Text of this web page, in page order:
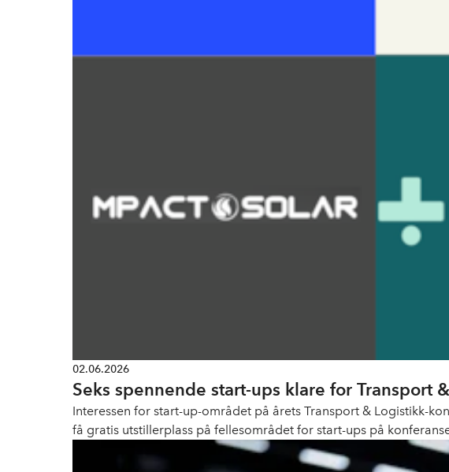
02.06.2026
Seks spennende start-ups klare for Transport
Interessen for start-up-området på årets Transport & Logistikk-
få gratis utstillerplass på fellesområdet for start-ups på